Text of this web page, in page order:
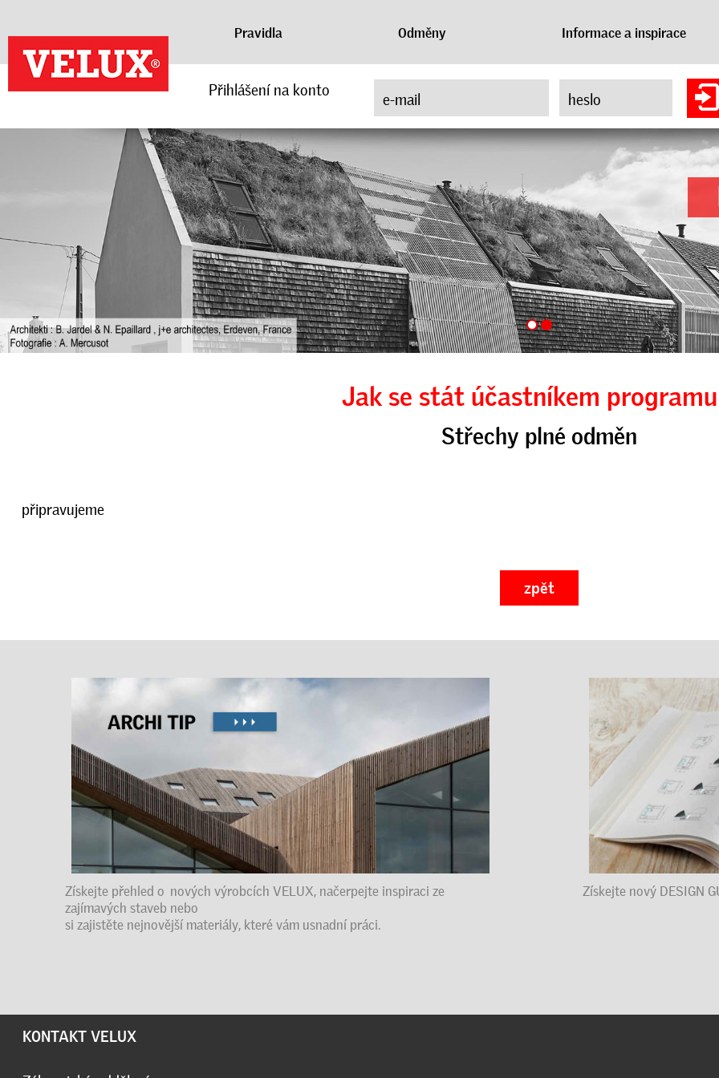
Pravidla Odměny Informace a inspirace
Přihlášení na konto
e-mail heslo
Jak se stát účastníkem
Střechy plné odměn
připravujeme
Získejte přehled o nových výrobcích VELUX, načerpejte inspiraci ze
zajímavých staveb nebo
si zajistěte nejnovější materiály, které vám usnadní práci.
Získejte nový DESIGN
KONTAKT VELUX